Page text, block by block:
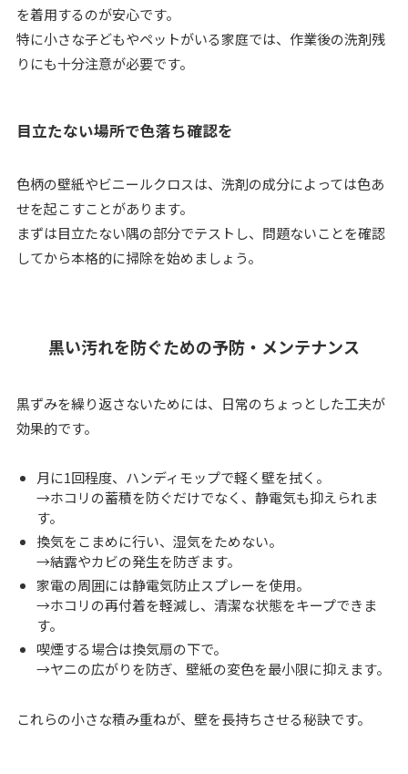
を着用するのが安心です。
特に小さな子どもやペットがいる家庭では、作業後の洗剤残
りにも十分注意が必要です。
目立たない場所で色落ち確認を
色柄の壁紙やビニールクロスは、洗剤の成分によっては色あ
せを起こすことがあります。
まずは目立たない隅の部分でテストし、問題ないことを確認
してから本格的に掃除を始めましょう。
黒い汚れを防ぐための予防・メンテナンス
黒ずみを繰り返さないためには、日常のちょっとした工夫が
効果的です。
月に1回程度、ハンディモップで軽く壁を拭く。
→ホコリの蓄積を防ぐだけでなく、静電気も抑えられま
す。
換気をこまめに行い、湿気をためない。
→結露やカビの発生を防ぎます。
家電の周囲には静電気防止スプレーを使用。
→ホコリの再付着を軽減し、清潔な状態をキープできま
す。
喫煙する場合は換気扇の下で。
→ヤニの広がりを防ぎ、壁紙の変色を最小限に抑えます。
これらの小さな積み重ねが、壁を長持ちさせる秘訣です。